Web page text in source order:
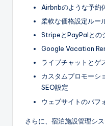
Airbnbのような予約
柔軟な価格設定ルー
StripeとPayPalとの
Google Vacation
ライブチャットとゲ
カスタムプロモーシ
SEO設定
ウェブサイトのパフ
さらに、宿泊施設管理シ